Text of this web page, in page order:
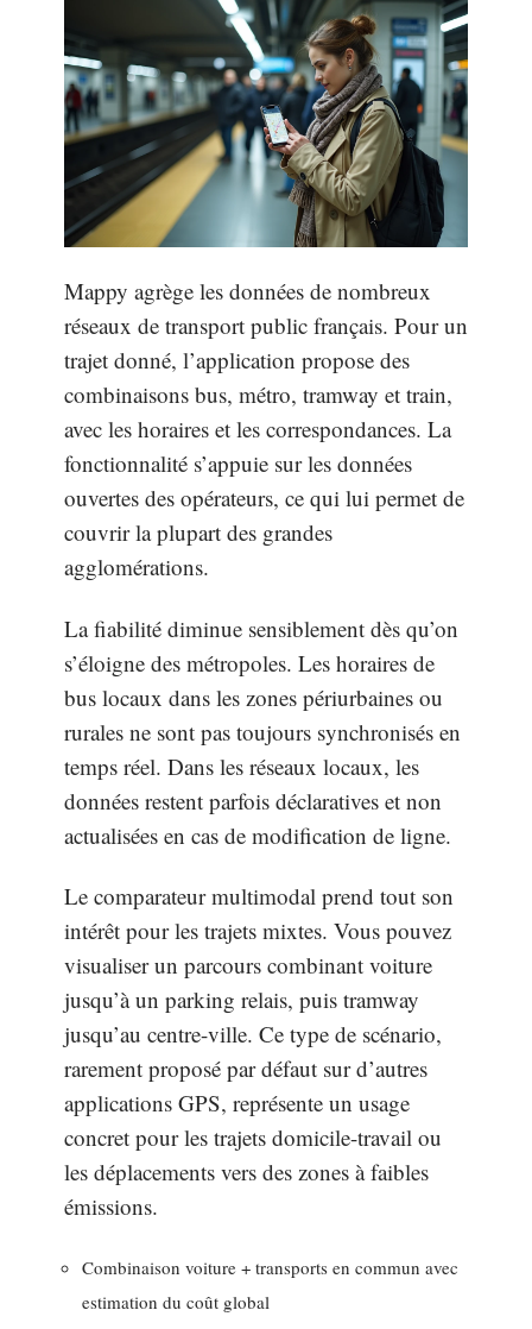
Mappy agrège les données de nombreux
réseaux de transport public français. Pour un
trajet donné, l’application propose des
combinaisons bus, métro, tramway et train,
avec les horaires et les correspondances. La
fonctionnalité s’appuie sur les données
ouvertes des opérateurs, ce qui lui permet de
couvrir la plupart des grandes
agglomérations.
La fiabilité diminue sensiblement dès qu’on
s’éloigne des métropoles. Les horaires de
bus locaux dans les zones périurbaines ou
rurales ne sont pas toujours synchronisés en
temps réel. Dans les réseaux locaux, les
données restent parfois déclaratives et non
actualisées en cas de modification de ligne.
Le comparateur multimodal prend tout son
intérêt pour les trajets mixtes. Vous pouvez
visualiser un parcours combinant voiture
jusqu’à un parking relais, puis tramway
jusqu’au centre-ville. Ce type de scénario,
rarement proposé par défaut sur d’autres
applications GPS, représente un usage
concret pour les trajets domicile-travail ou
les déplacements vers des zones à faibles
émissions.
Combinaison voiture + transports en commun avec
estimation du coût global